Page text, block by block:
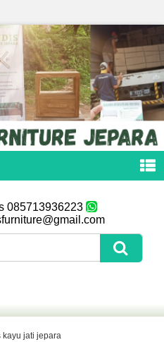
085713936223
kayu jati jepara